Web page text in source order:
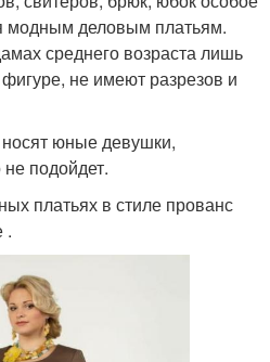
модным деловым платьям.
среднего возраста лишь
не имеют разрезов и
юные девушки,
подойдет.
платьях в стиле прованс
.